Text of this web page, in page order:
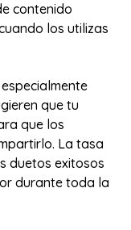
contenido
los utilizas
que tu
que los
La tasa
duetos exitosos
durante toda la